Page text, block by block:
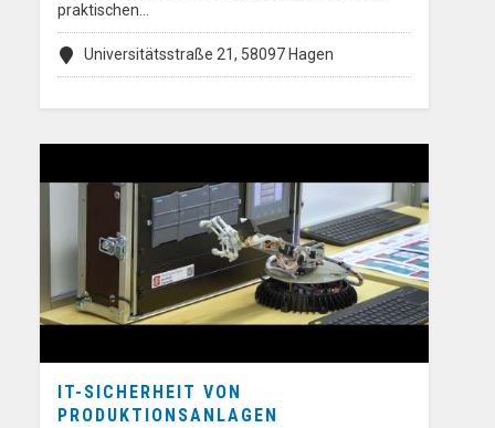
praktischen…
Universitätsstraße 21, 58097 Hagen
IT-SICHERHEIT VON
PRODUKTIONSANLAGEN